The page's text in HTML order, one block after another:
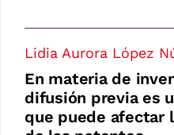
Lidia Aurora López
En materia de
difusión previa es
que puede afectar